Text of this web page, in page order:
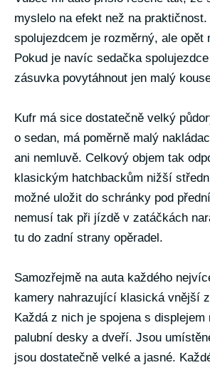
myslelo na efekt než na praktičnost.
spolujezdcem je rozměrný, ale opět
Pokud je navíc sedačka
zásuvka povytáhnout jen malý
Kufr má sice dostatečně velký
o sedan, má poměrně malý
ani nemluvě. Celkový objem tak
klasickým hatchbackům nižší
možné uložit do schránky pod
nemusí tak při jízdě v zatáčkách
tu do zadní strany opěradel.
Samozřejmě na auta každého
kamery nahrazující klasická vnější
Každá z nich je spojena s displejem
palubní desky a dveří. Jsou
jsou dostatečně velké a jasné.